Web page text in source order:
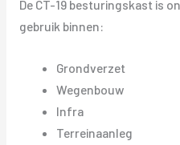
De CT-19 besturingskast is
gebruik binnen:
Grondverzet
Wegenbouw
Infra
Terreinaanleg